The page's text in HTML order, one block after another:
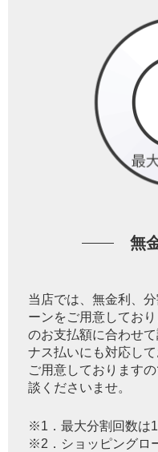
無
当店では、無金利、
ーンをご用意してお
のお支払額に合わせ
ナス払いにも対応し
ご用意しております
談くださいませ。
※1．最大分割回数は
※2．ショッピングロ